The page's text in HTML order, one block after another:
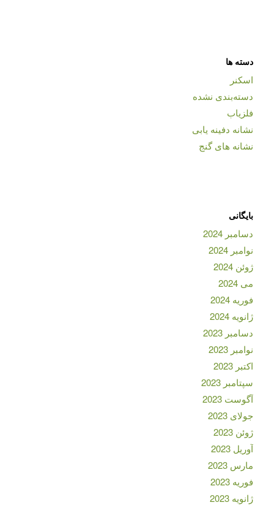
دسته ها
اسکنر
دسته‌بندی نشده
فلزیاب
نشانه دفینه یابی
نشانه های گنج
بایگانی
دسامبر 2024
نوامبر 2024
ژوئن 2024
می 2024
فوریه 2024
ژانویه 2024
دسامبر 2023
نوامبر 2023
اکتبر 2023
سپتامبر 2023
آگوست 2023
جولای 2023
ژوئن 2023
آوریل 2023
مارس 2023
فوریه 2023
ژانویه 2023